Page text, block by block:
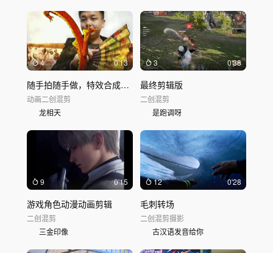
4 0'13
随手拍随手做，特效合成，影视后期
动画二创混剪
龙相天
3 0'38
最终剪辑版
二创混剪
是跑调呀
9 0'15
游戏角色动漫动画剪辑
二创混剪
三金印像
12 0'28
毛刺转场
二创混剪摄影
古汉语发音给你